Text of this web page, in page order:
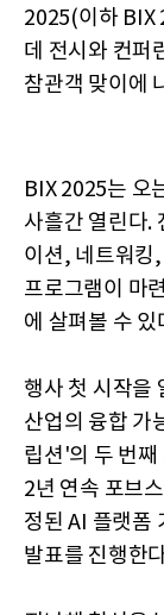
2025(이하 BIX
데 전시와 컨퍼
참관객 맞이에
BIX 2025는 오
사흘간 열린다.
이션, 네트워킹
프로그램이 마
에 살펴볼 수 있
행사 첫 시작을
산업의 융합 가
립션'의 두 번
2년 연속 포브
정된 AI 플랫폼
발표를 진행한